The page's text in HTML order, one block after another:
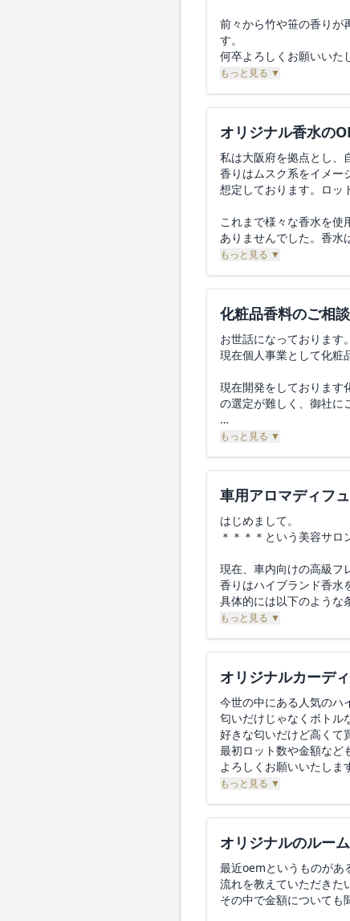
⑥ 将来的な展開について
・将来的に、貴社でOEM
「1プッシュ型自動販売
といった 販促・体験型
まずは文面でのご回答、
どうぞよろしくお願いい
――――――――――
会社名：＊＊＊＊
氏名：＊＊＊＊
電話番号：＊＊＊＊
メールアドレス：＊＊＊
――――――――――
前々から竹や笹の香りが
す。
何卒よろしくお願いいた
もっと見る ▼
オリジナル香水の
私は大阪府を拠点とし、
香りはムスク系をイメー
想定しております。ロッ
これまで様々な香水を使
ありませんでした。香水
代の方に手に取って使っ
まだ未熟者ですが、共
ご対応の可否、また概算
もっと見る ▼
化粧品香料のご相談
お世話になっております。
現在個人事業として化粧
現在開発をしております
の選定が難しく、御社に
温泉成分を使用した海外
恐れ入りますが何卒よろ
もっと見る ▼
車用アロマディフ
はじめまして。
＊＊＊＊という美容サロ
現在、車内向けの高級フ
香りはハイブランド香水
具体的には以下のような
■ 香りの方向性：ハイブ
■ 容器：置き型 or アロ
■ ロット：初回100〜
■ ご相談内容：
・調香師による香りの
・試作費用と納期の目
・デザイン・ラベル制
御社のOEM対応範囲・
ご教示いただけますと幸
お忙しいところ恐れ入り
もっと見る ▼
オリジナルカーデ
今世の中にある人気のハ
匂いだけじゃなくボトル
好きな匂いだけど高くて
最初ロット数や金額など
よろしくお願いいたしま
もっと見る ▼
オリジナルのルー
最近oemというものがあ
流れを教えていただきた
その中で金額についても